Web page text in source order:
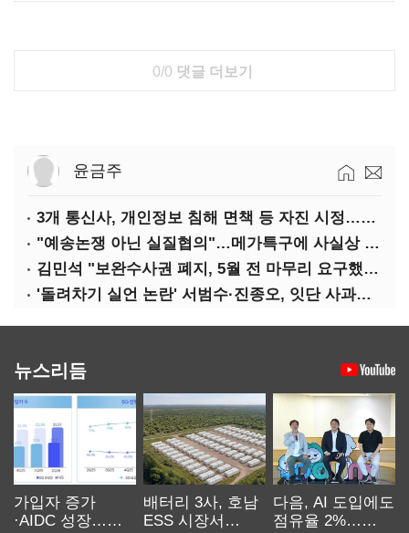
0/0 댓글 더보기
윤금주
3개 통신사, 개인정보 침해 면책 등 자진 시정…공정위 "이용자 권리 강화"
"예송논쟁 아닌 실질협의"…메가특구에 사실상 '노동유연화'
김민석 "보완수사권 폐지, 5월 전 마무리 요구했지만 당에서 늦춰"
'돌려차기 실언 논란' 서범수·진종오, 잇단 사과…"깊이 사죄"
뉴스리듬
가입자 증가
·AIDC 성장…
배터리 3사, 호남
ESS 시장서
다음, AI 도입에도
점유율 2%…